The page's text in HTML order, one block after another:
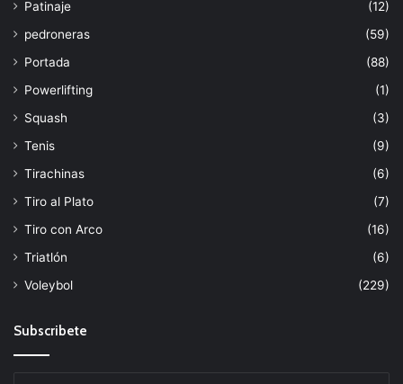
Patinaje
(12)
pedroneras
(59)
Portada
(88)
Powerlifting
(1)
Squash
(3)
Tenis
(9)
Tirachinas
(6)
Tiro al Plato
(7)
Tiro con Arco
(16)
Triatlón
(6)
Voleybol
(229)
Subscribete